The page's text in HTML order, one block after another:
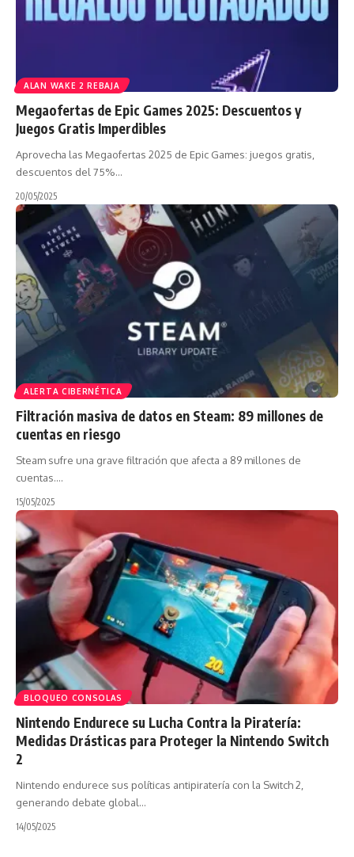
ALAN WAKE 2 REBAJA
Megaofertas de Epic Games 2025: Descuentos y
Juegos Gratis Imperdibles
Aprovecha las Megaofertas 2025 de Epic Games: juegos gratis,
descuentos del 75%…
20/05/2025
ALERTA CIBERNÉTICA
Filtración masiva de datos en Steam: 89 millones de
cuentas en riesgo
Steam sufre una grave filtración que afecta a 89 millones de
cuentas.…
15/05/2025
BLOQUEO CONSOLAS
Nintendo Endurece su Lucha Contra la Piratería:
Medidas Drásticas para Proteger la Nintendo Switch
2
Nintendo endurece sus políticas antipiratería con la Switch 2,
generando debate global…
14/05/2025